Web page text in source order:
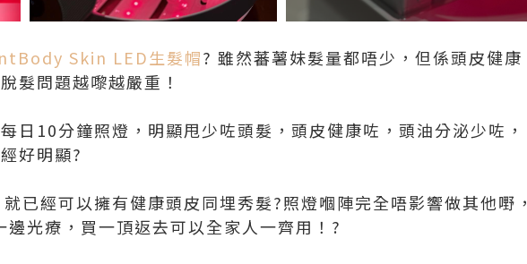
Skin LED生髮帽? 雖然蕃薯妹髮量都唔少，但係頭皮健康
髮問題越嚟越嚴重！
日10分鐘照燈，明顯甩少咗頭髮，頭皮健康咗，頭油分泌少咗，
好明顯?
已經可以擁有健康頭皮同埋秀髮?照燈嗰陣完全唔影響做其他嘢，
光療，買一頂返去可以全家人一齊用！?